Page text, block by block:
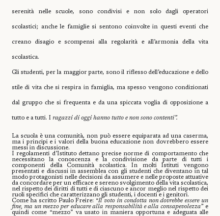
serenità nelle scuole, sono condivisi e non solo dagli operatori
scolastici; anche le famiglie si sentono coinvolte in questi eventi che
creano disagio e scompensi alla regolarità e all’armonia della vita
scolastica.
Gli studenti, per la maggior parte, sono il riflesso dell’educazione e dello
stile di vita che si respira in famiglia, ma spesso vengono condizionati
dal gruppo che si frequenta e da una spiccata voglia di opposizione a
tutto e a tutti. I ragazzi di oggi hanno tutto e non sono contenti”.
La scuola è una comunità, non può essere equiparata ad una caserma,
ma i principi e i valori della buona educazione non dovrebbero essere
messi in discussione.
I regolamenti d’Istituto dettano precise norme di comportamento che
necessitano la conoscenza e la condivisione da parte di tutti i
componenti della Comunità scolastica. In molti Istituti vengono
presentati e discussi in assemblea con gli studenti che diventano in tal
modo protagonisti nelle decisioni da assumere e nelle proposte attuative
da concordare per un efficace e sereno svolgimento della vita scolastica,
nel rispetto dei diritti di tutti e di ciascuno e ancor meglio nel rispetto dei
ruoli specifici che caratterizzano gli studenti, i docenti e i genitori.
Come ha scritto Paulo Freire: “Il voto in condotta non dovrebbe essere un
fine, ma un mezzo per educare alla responsabilità e alla consapevolezza” e
quindi come “mezzo” va usato in maniera opportuna e adeguata alle